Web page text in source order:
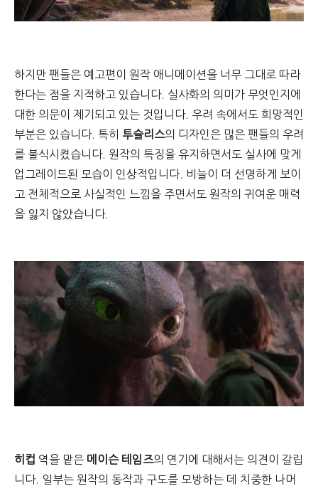
하지만 팬들은 예고편이 원작 애니메이션을 너무 그대로 따라
한다는 점을 지적하고 있습니다. 실사화의 의미가 무엇인지에
대한 의문이 제기되고 있는 것입니다. 우려 속에서도 희망적인
부분은 있습니다. 특히 투슬리스의 디자인은 많은 팬들의 우려
를 불식시켰습니다. 원작의 특징을 유지하면서도 실사에 맞게
업그레이드된 모습이 인상적입니다. 비늘이 더 선명하게 보이
고 전체적으로 사실적인 느낌을 주면서도 원작의 귀여운 매력
을 잃지 않았습니다.
히컵 역을 맡은 메이슨 테임즈의 연기에 대해서는 의견이 갈립
니다. 일부는 원작의 동작과 구도를 모방하는 데 치중한 나머